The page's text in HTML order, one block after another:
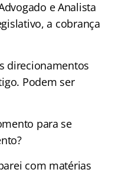
e Analista
a cobrança
direcionamentos
Podem ser
para se
com matérias